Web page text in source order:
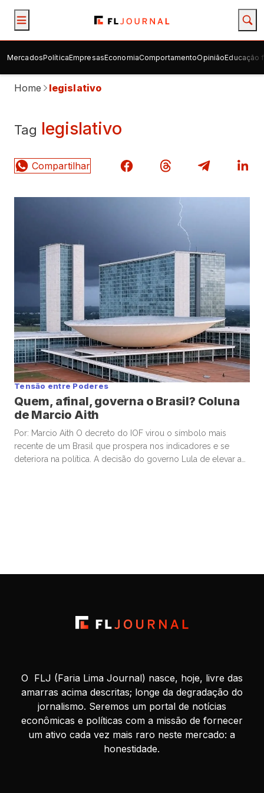
MercadosPolíticaEmpresasEconomiaComportamentoOpiniãoEducação
Home legislativo
Tag legislativo
Tensão entre Poderes
Quem, afinal, governa o Brasil? Coluna
de Marcio Aith
Por: Marcio Aith O decreto do IOF virou o símbolo mais
recente de um Brasil que prospera nos indicadores e se
deteriora na política. A decisão do governo Lula de elevar a
O FLJ (Faria Lima Journal) nasce, hoje, livre das
amarras acima descritas; longe da degradação do
jornalismo. Seremos um portal de notícias
econômicas e políticas com a missão de fornecer
um ativo cada vez mais raro neste mercado: a
honestidade.